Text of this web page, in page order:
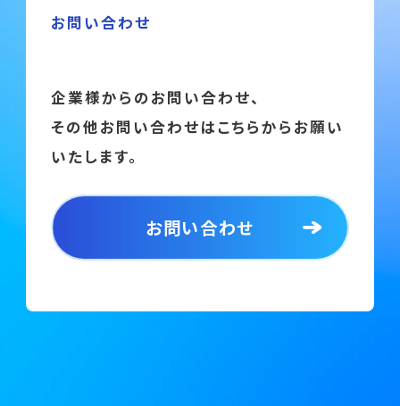
お問い合わせ
企業様からのお問い合わせ、
その他お問い合わせはこちらからお願い
いたします。
お問い合わせ